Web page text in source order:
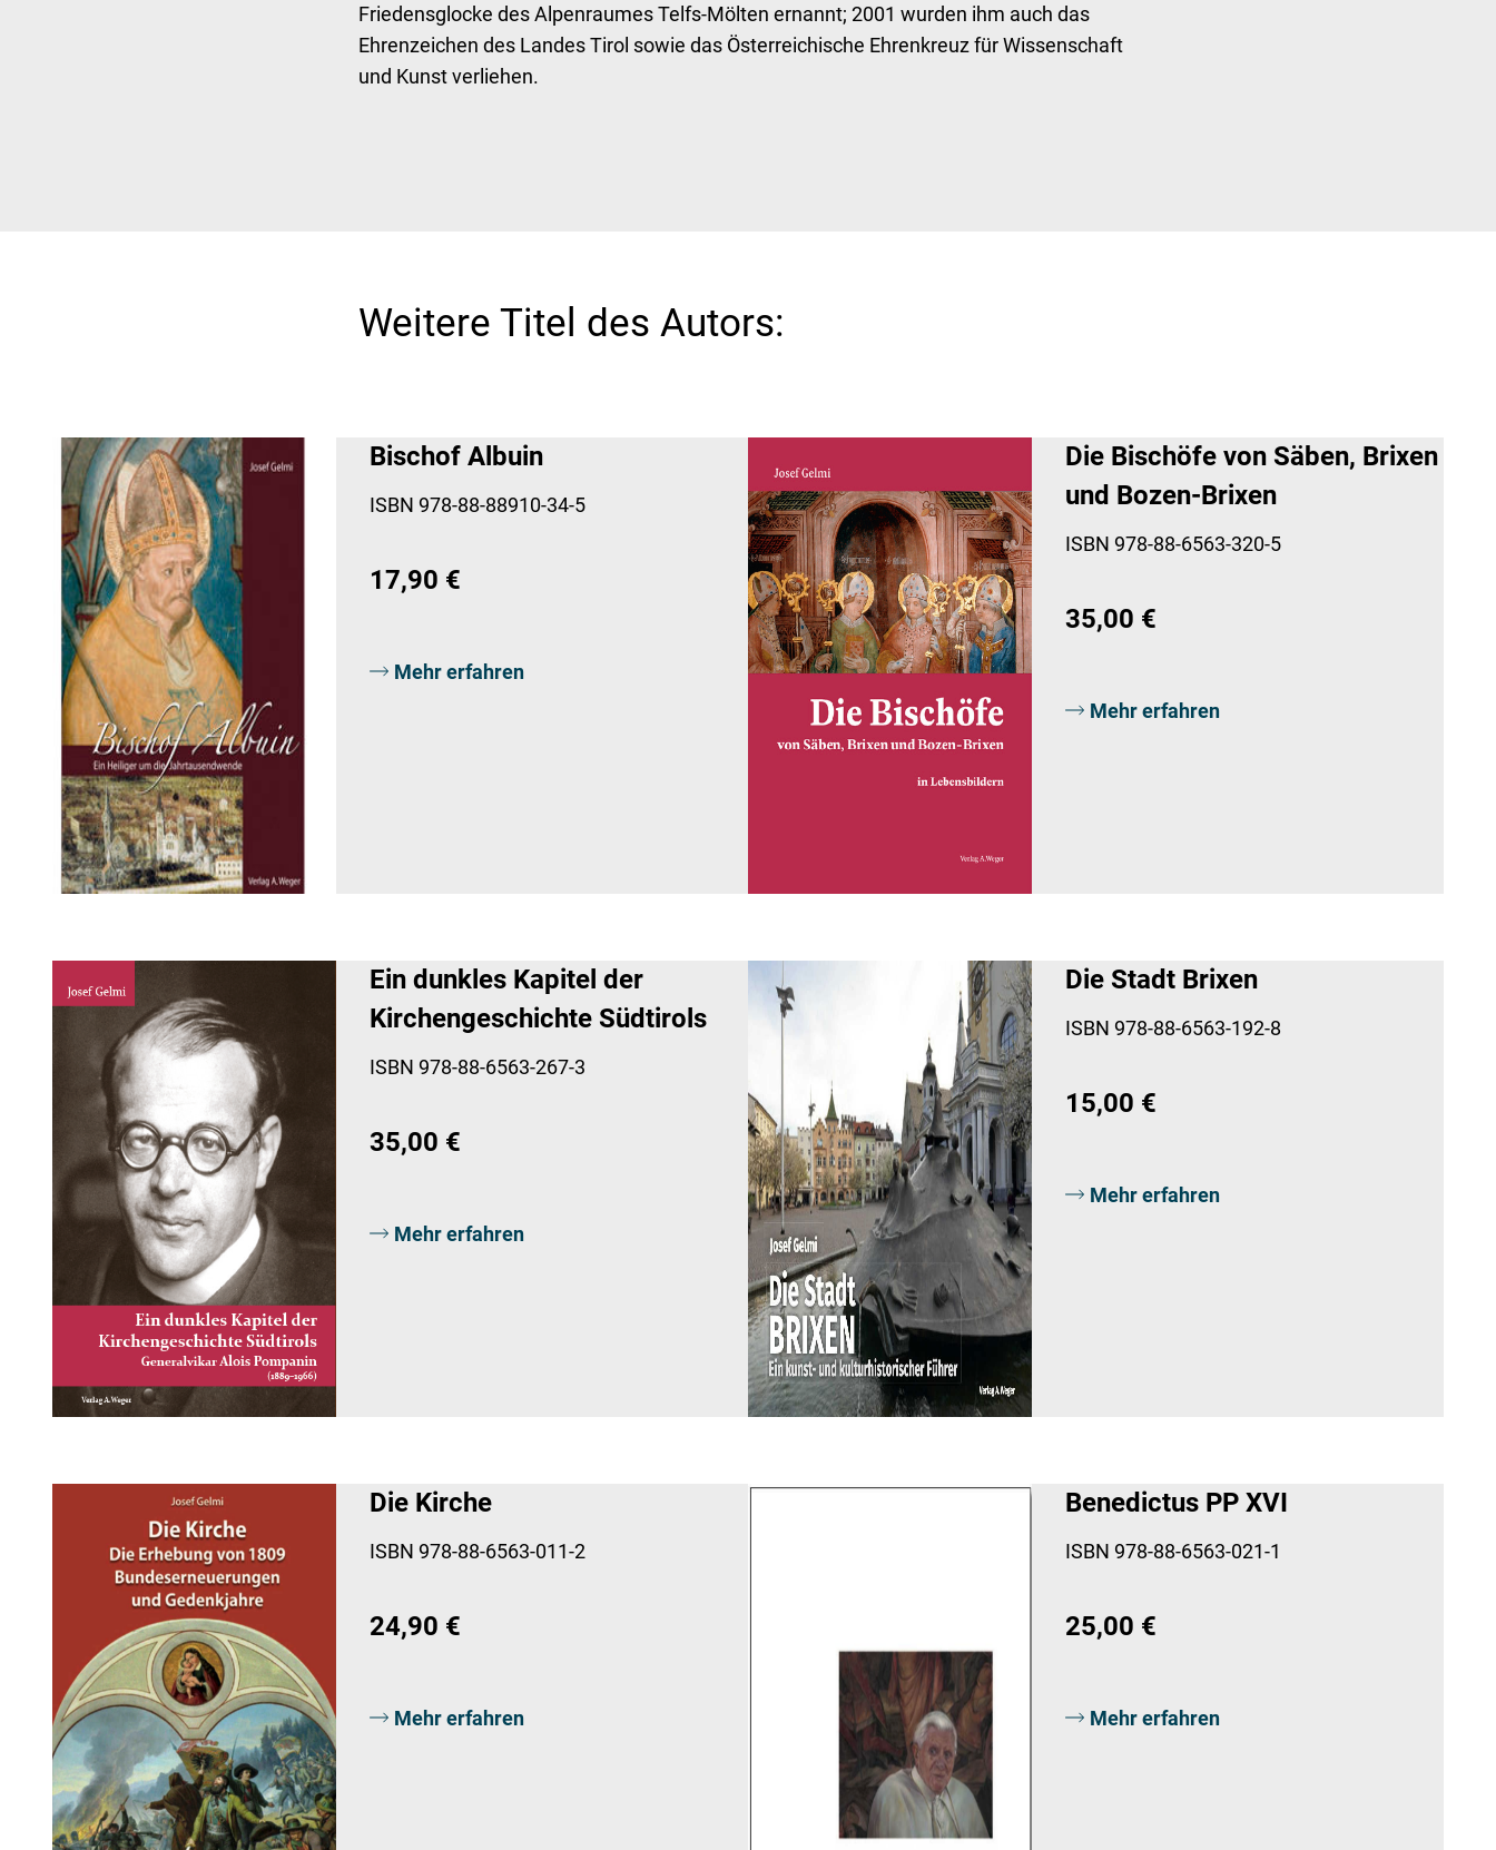
Friedensglocke des Alpenraumes Telfs-Mölten ernannt; 2001 wurden ihm auch das
Ehrenzeichen des Landes Tirol sowie das Österreichische Ehrenkreuz für Wissenschaft
und Kunst verliehen.
Weitere Titel des Autors:
Bischof Albuin
ISBN 978-88-88910-34-5
17,90 €
Mehr erfahren
Die Bischöfe von Säben, Brixen
und Bozen-Brixen
ISBN 978-88-6563-320-5
35,00 €
Mehr erfahren
Ein dunkles Kapitel der
Kirchengeschichte Südtirols
ISBN 978-88-6563-267-3
35,00 €
Mehr erfahren
Die Stadt Brixen
ISBN 978-88-6563-192-8
15,00 €
Mehr erfahren
Die Kirche
ISBN 978-88-6563-011-2
24,90 €
Mehr erfahren
Benedictus PP XVI
ISBN 978-88-6563-021-1
25,00 €
Mehr erfahren